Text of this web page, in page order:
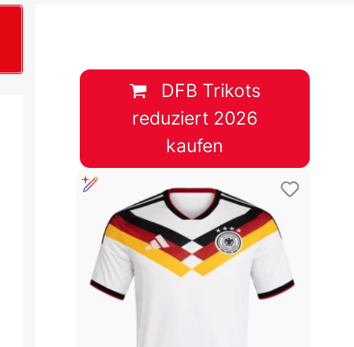
&
&
Tabelle
DFB Trikots
reduziert 2026
kaufen